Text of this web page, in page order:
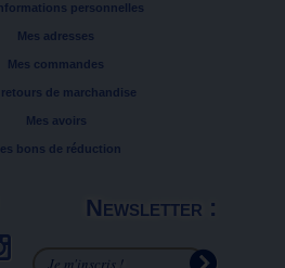
personnelles
Mes adresses
Mes commandes
retours de marchandise
Mes avoirs
bons de réduction
Newsletter :